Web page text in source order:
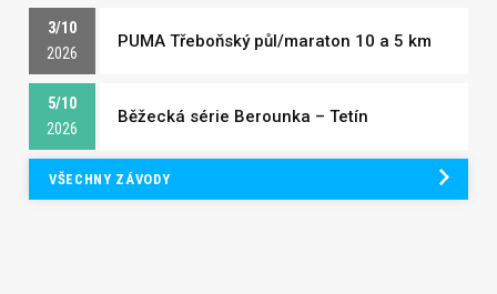
3/10
2026
PUMA Třeboňský půl/maraton 10 a 5 km
5/10
2026
Běžecká série Berounka – Tetín
VŠECHNY ZÁVODY